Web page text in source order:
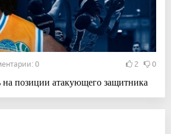
0 2 0
на позиции атакующего защитника